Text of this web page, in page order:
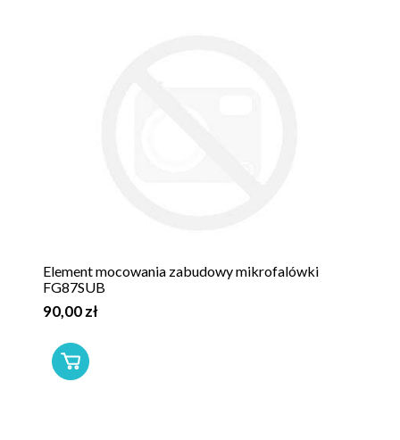
Element mocowania zabudowy mikrofalówki
FG87SUB
90,00 zł